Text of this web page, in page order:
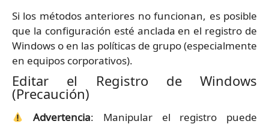
Si los métodos anteriores no funcionan, es posible
que la configuración esté anclada en el registro de
Windows o en las políticas de grupo (especialmente
en equipos corporativos).
Editar el Registro de Windows
(Precaución)
Advertencia: Manipular el registro puede